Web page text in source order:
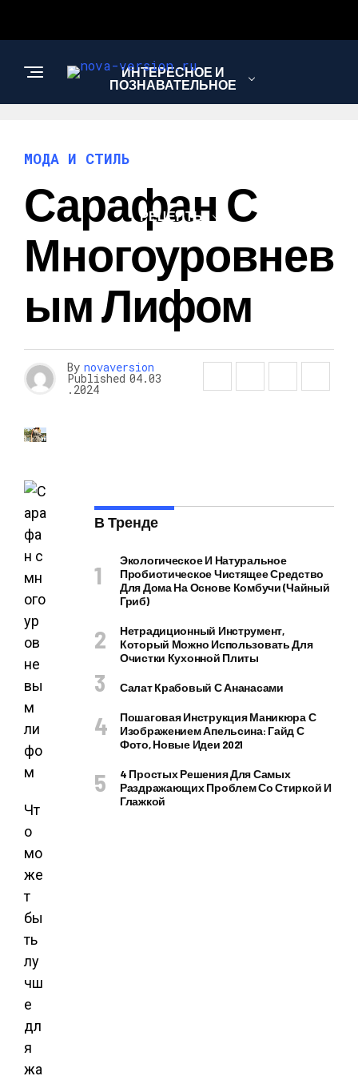
ИНТЕРЕСНОЕ И
ПОЗНАВАТЕЛЬНОЕ
МОДА И СТИЛЬ
РЕЦЕПТЫ
МОДА И СТИЛЬ
Сарафан С
Многоуровнев
Ым Лифом
By novaversion
Published 04.03
.2024
Чт
о
мо
же
т
бы
ть
лу
чш
е
дл
я
жа
В Тренде
Экологическое И Натуральное
Пробиотическое Чистящее Средство
Для Дома На Основе Комбучи (чайный
Гриб)
Нетрадиционный Инструмент,
Который Можно Использовать Для
Очистки Кухонной Плиты
Салат Крабовый С Ананасами
Пошаговая Инструкция Маникюра С
Изображением Апельсина: Гайд С
Фото, Новые Идеи 2021
4 Простых Решения Для Самых
Раздражающих Проблем Со Стиркой И
Глажкой